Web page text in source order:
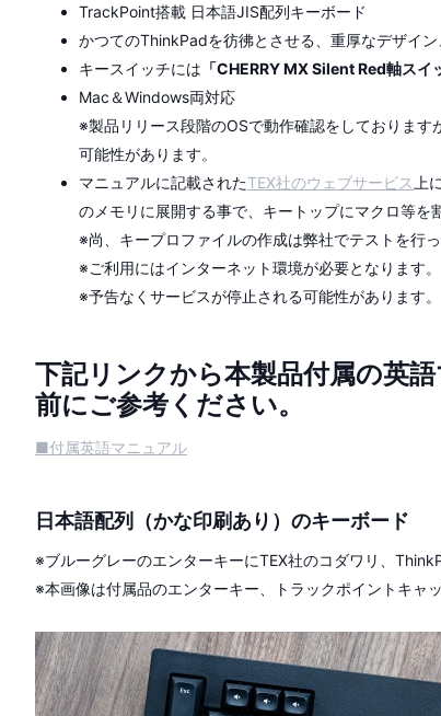
TrackPoint搭載 日本語JIS配列キーボード
かつてのThinkPadを彷彿とさせる、重厚なデザイン
キースイッチには 「CHERRY MX Silent Red軸スイ
Mac＆Windows両対応
※製品リリース段階のOSで動作確認をしておりま
可能性があります。
マニュアルに記載されたTEX社のウェブサービス 上
のメモリに展開する事で、キートップにマクロ等を
※尚、キープロファイルの作成は弊社でテストを行
※ご利用にはインターネット環境が必要となります。
※予告なくサービスが停止される可能性があります。
下記リンクから本製品付属の英
前にご参考ください。
■付属英語マニュアル
日本語配列（かな印刷あり）のキーボード
※ブルーグレーのエンターキーにTEX社のコダワリ、
※本画像は付属品のエンターキー、トラックポイントキャ